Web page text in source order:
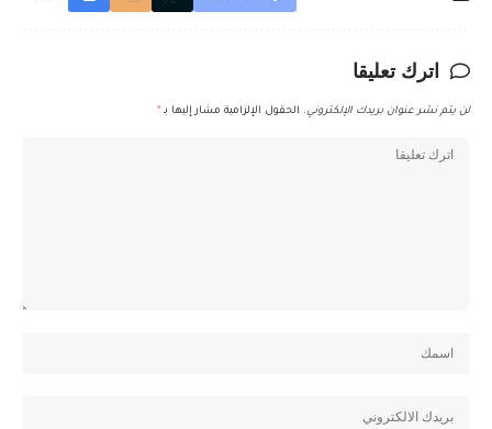
اترك تعليقا
لن يتم نشر عنوان بريدك الإلكتروني. الحقول الإلزامية مشار إليها بـ *